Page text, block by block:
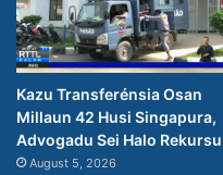
Kazu Transferénsia Osan
Millaun 42 Husi Singapura,
Advogadu Sei Halo Rekursu
August 5, 2026